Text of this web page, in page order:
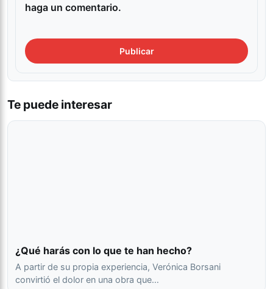
haga un comentario.
Te puede interesar
¿Qué harás con lo que te han hecho?
A partir de su propia experiencia, Verónica Borsani
convirtió el dolor en una obra que…